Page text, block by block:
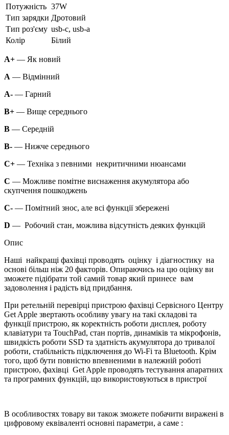
Потужність 37W
Тип зарядки Дротовий
Тип роз'єму usb-c, usb-a
Колір
Білий
A+ — Як новий
A — Відмінний
A- — Гарний
B+ — Вище середнього
B — Середній
B- — Нижче середнього
C+ — Техніка з певними некритичними нюансами
C — Можливе помітне виснаження акумулятора або
скупчення пошкоджень
C- — Помітний знос, але всі функції збережені
D — Робочий стан, можлива відсутність деяких функцій
Опис
Наші найкращі фахівці проводять оцінку і діагностику на
основі більш ніж 20 факторів. Опираючись на цю оцінку ви
зможете підібрати той самий товар який принесе вам
задоволення і радість від придбання.
При ретельній перевірці пристрою фахівці Сервісного Центру
Get Apple звертають особливу увагу на такі складові та
функції пристрою, як коректність роботи дисплея, роботу
клавіатури та TouchPad, стан портів, динаміків та мікрофонів,
швидкість роботи SSD та здатність акумулятора до тривалої
роботи, стабільність підключення до Wi-Fi та Bluetooth. Крім
того, щоб бути повністю впевненими в належній роботі
пристрою, фахівці Get Apple проводять тестування апаратних
та програмних функцій, що використовуються в пристрої
В особливостях товару ви також зможете побачити виражені в
цифровому еквіваленті основні параметри, а саме :